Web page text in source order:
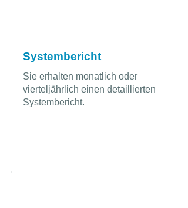
Systembericht
Sie erhalten monatlich oder
vierteljährlich einen detaillierten
Systembericht.